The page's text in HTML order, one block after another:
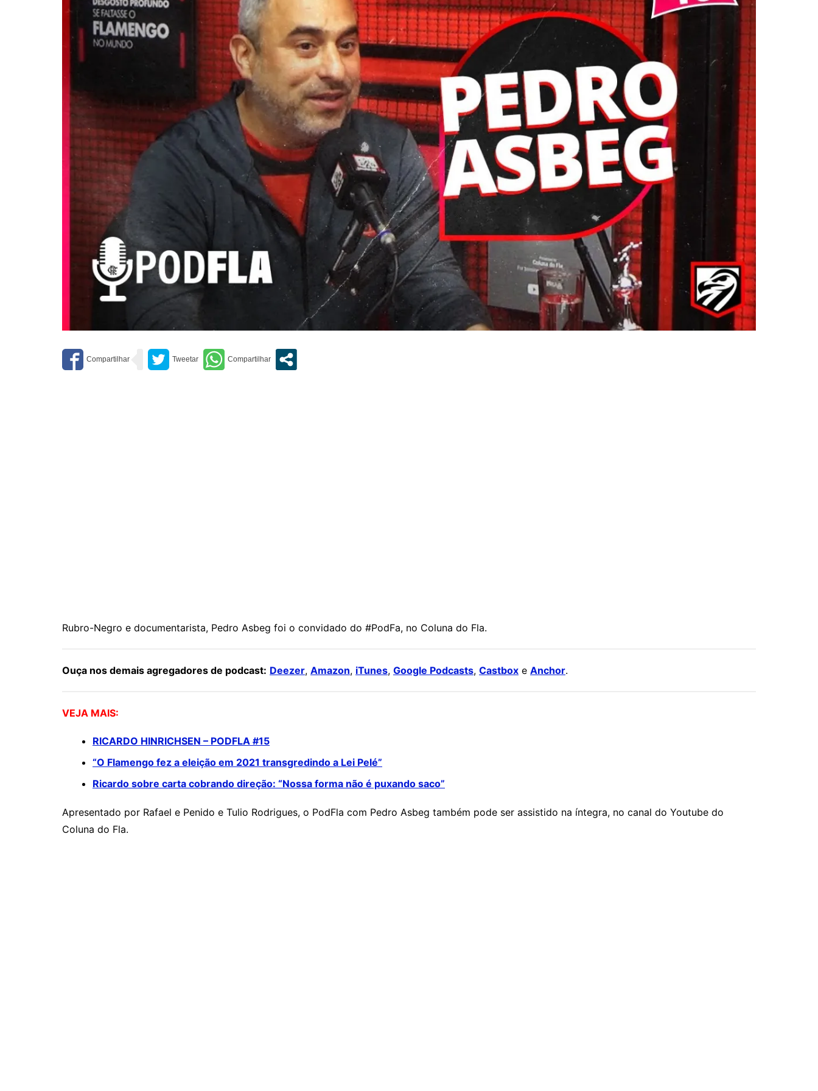
Rubro-Negro e documentarista, Pedro Asbeg foi o convidado do #PodFa, no Coluna do Fla.
Ouça nos demais agregadores de podcast: Deezer, Amazon, iTunes, Google Podcasts, Castbox e Anchor.
VEJA MAIS:
RICARDO HINRICHSEN – PODFLA #15
“O Flamengo fez a eleição em 2021 transgredindo a Lei Pelé”
Ricardo sobre carta cobrando direção: “Nossa forma não é puxando saco”
Apresentado por Rafael e Penido e Tulio Rodrigues, o PodFla com Pedro Asbeg também pode ser assistido na íntegra, no canal do Youtube do
Coluna do Fla.